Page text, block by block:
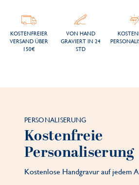
KOSTENFREIER
VERSAND ÜBER
150€
VON HAND
GRAVIERT IN 24
STD
PERSONALISERUNG
Kostenfreie
Personaliserung
Kostenlose Handgravur auf jedem